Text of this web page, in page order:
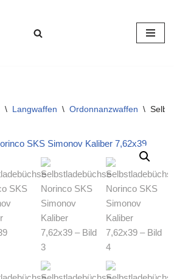
\ Langwaffen \ Ordonnanzwaffen \